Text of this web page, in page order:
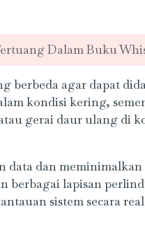
Dalam Buku
berbeda agar dapat
kondisi kering,
gerai daur ulang di
data dan meminimalkan
berbagai lapisan
sistem secara